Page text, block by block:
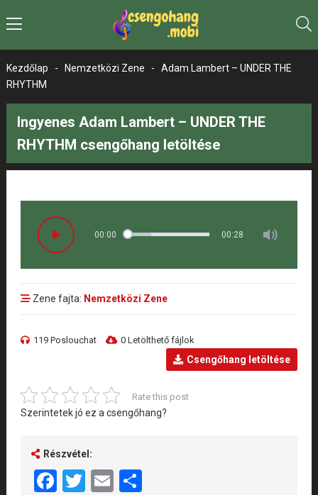
Kezdőlap - Nemzetközi Zene -
Adam Lambert – UNDER THE
RHYTHM
Ingyenes Adam Lambert – UNDER THE
RHYTHM csengőhang letöltése
00:00 00:28
Zene fajta: Nemzetközi Zene
119 Poslouchat 0 Letölthető fájlok
Csengőhang letöltése
Rate this post
Szerintetek jó ez a csengőhang?
Részvétel:
Facebook
Twitter
EmailShare